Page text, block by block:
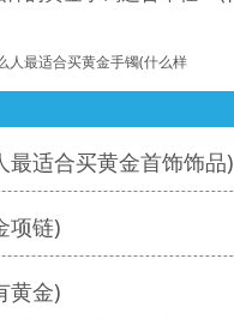
人最适合买黄金手镯(什么样
最适合买黄金首饰饰品)
项链)
黄金)